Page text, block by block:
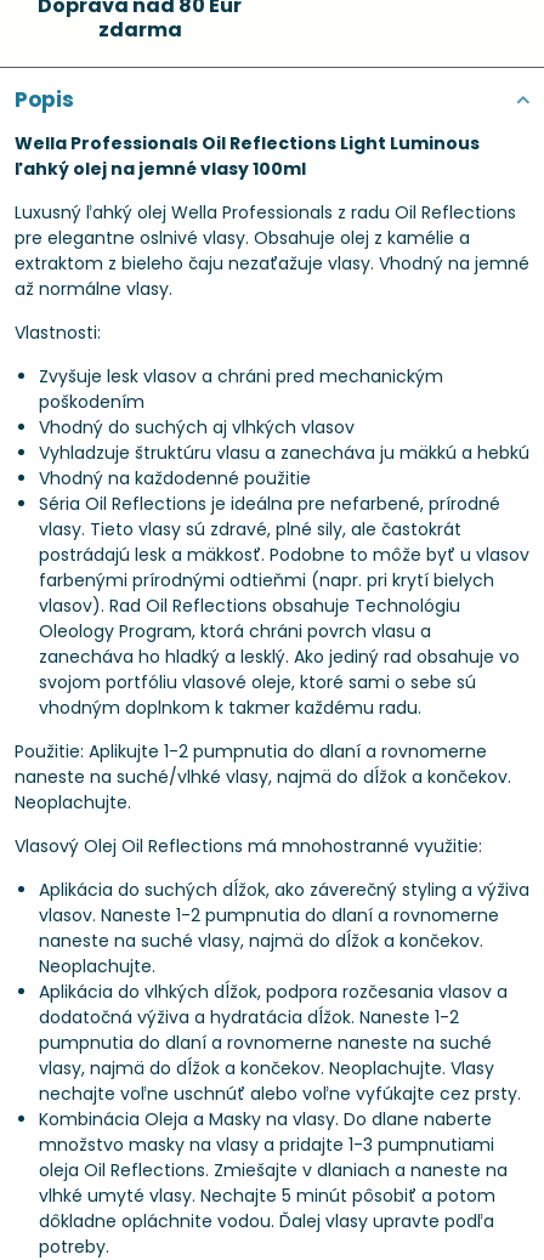
zdarma
Popis
Wella Professionals Oil Reflections Light Luminous
ľahký olej na jemné vlasy 100ml
Luxusný ľahký olej Wella Professionals z radu Oil Reflections
pre elegantne oslnivé vlasy. Obsahuje olej z kamélie a
extraktom z bieleho čaju nezaťažuje vlasy. Vhodný na jemné
až normálne vlasy.
Vlastnosti:
Zvyšuje lesk vlasov a chráni pred mechanickým
poškodením
Vhodný do suchých aj vlhkých vlasov
Vyhladzuje štruktúru vlasu a zanecháva ju mäkkú a hebkú
Vhodný na každodenné použitie
Séria Oil Reflections je ideálna pre nefarbené, prírodné
vlasy. Tieto vlasy sú zdravé, plné sily, ale častokrát
postrádajú lesk a mäkkosť. Podobne to môže byť u vlasov
farbenými prírodnými odtieňmi (napr. pri krytí bielych
vlasov). Rad Oil Reflections obsahuje Technológiu
Oleology Program, ktorá chráni povrch vlasu a
zanecháva ho hladký a lesklý. Ako jediný rad obsahuje vo
svojom portfóliu vlasové oleje, ktoré sami o sebe sú
vhodným doplnkom k takmer každému radu.
Použitie: Aplikujte 1-2 pumpnutia do dlaní a rovnomerne
naneste na suché/vlhké vlasy, najmä do dĺžok a končekov.
Neoplachujte.
Vlasový Olej Oil Reflections má mnohostranné využitie:
Aplikácia do suchých dĺžok, ako záverečný styling a výživa
vlasov. Naneste 1-2 pumpnutia do dlaní a rovnomerne
naneste na suché vlasy, najmä do dĺžok a končekov.
Neoplachujte.
Aplikácia do vlhkých dĺžok, podpora rozčesania vlasov a
dodatočná výživa a hydratácia dĺžok. Naneste 1-2
pumpnutia do dlaní a rovnomerne naneste na suché
vlasy, najmä do dĺžok a končekov. Neoplachujte. Vlasy
nechajte voľne uschnúť alebo voľne vyfúkajte cez prsty.
Kombinácia Oleja a Masky na vlasy. Do dlane naberte
množstvo masky na vlasy a pridajte 1-3 pumpnutiami
oleja Oil Reflections. Zmiešajte v dlaniach a naneste na
vlhké umyté vlasy. Nechajte 5 minút pôsobiť a potom
dôkladne opláchnite vodou. Ďalej vlasy upravte podľa
potreby.